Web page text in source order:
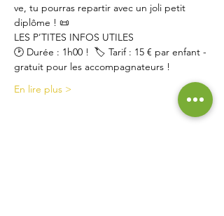
ve, tu pourras repartir avec un joli petit
diplôme ! 📜
LES P’TITES INFOS UTILES
🕑 Durée : 1h00 !  🏷 Tarif : 15 € par enfant -
gratuit pour les accompagnateurs !
En lire plus >